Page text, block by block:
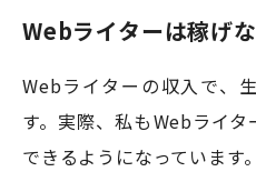
Webライターは稼げ
Webライターの収入で、
す。実際、私もWebライ
できるようになっています。